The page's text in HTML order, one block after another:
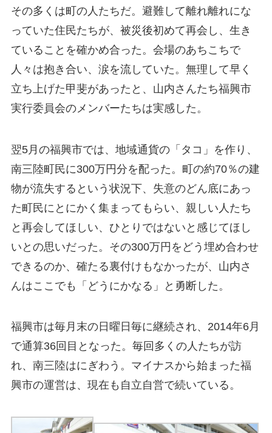
その多くは町の人たちだ。避難して離れ離れにな
っていた住民たちが、被災後初めて再会し、生き
ていることを確かめ合った。会場のあちこちで
人々は抱き合い、涙を流していた。無理して早く
立ち上げた甲斐があったと、山内さんたち福興市
実行委員会のメンバーたちは実感した。
翌5月の福興市では、地域通貨の「タコ」を作り、
南三陸町民に300万円分を配った。町の約70％の建
物が流失するという状況下、失意のどん底にあっ
た町民にとにかく集まってもらい、親しい人たち
と再会してほしい、ひとりではないと感じてほし
いとの思いだった。その300万円をどう埋め合わせ
できるのか、確たる裏付けもなかったが、山内さ
んはここでも「どうにかなる」と勇断した。
福興市は毎月末の日曜日毎に継続され、2014年6月
で通算36回目となった。毎回多くの人たちが訪
れ、南三陸はにぎわう。マイナスから始まった福
興市の運営は、現在も自立自営で続いている。